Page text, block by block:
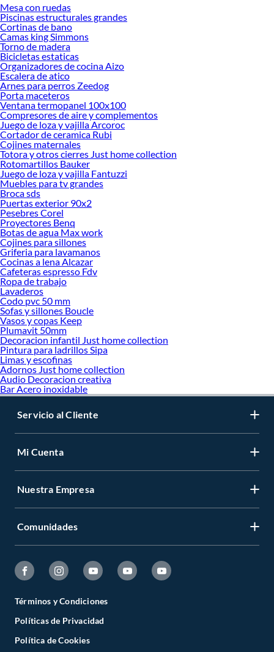
Desde remodelaciones hasta proyectos de decoración, estamos aquí para hacer
tus ideas realidad. ¡Visítanos y encuentra todo lo que tenemos para ofrecerte en
Cocina!
Explora la variedad de productos de Cocina en Sodimac
Herramientas, materiales y accesorios de calidad para tus proyectos y
renovación de espacios. ¡Visítanos y descubre todo lo que tenemos para
ofrecerte!
Encuentra una amplia variedad de productos de Cocina en Sodimac. Encuentra
todo lo necesario para tus proyectos de renovación y decoración. ¡Visítanos y
haz tus ideas realidad!
Mesa con ruedas
Piscinas estructurales grandes
Cortinas de bano
Camas king Simmons
Torno de madera
Bicicletas estaticas
Organizadores de cocina Aizo
Escalera de atico
Arnes para perros Zeedog
Porta maceteros
Ventana termopanel 100x100
Compresores de aire y complementos
Juego de loza y vajilla Arcoroc
Cortador de ceramica Rubi
Cojines maternales
Totora y otros cierres Just home collection
Rotomartillos Bauker
Juego de loza y vajilla Fantuzzi
Muebles para tv grandes
Broca sds
Puertas exterior 90x2
Pesebres Corel
Proyectores Benq
Botas de agua Max work
Cojines para sillones
Griferia para lavamanos
Cocinas a lena Alcazar
Cafeteras espresso Fdv
Ropa de trabajo
Lavaderos
Codo pvc 50 mm
Sofas y sillones Boucle
Vasos y copas Keep
Plumavit 50mm
Decoracion infantil Just home collection
Pintura para ladrillos Sipa
Limas y escofinas
Adornos Just home collection
Audio Decoracion creativa
Bar Acero inoxidable
Servicio al Cliente
Mi Cuenta
Nuestra Empresa
Comunidades
Términos y Condiciones
Políticas de Privacidad
Política de Cookies